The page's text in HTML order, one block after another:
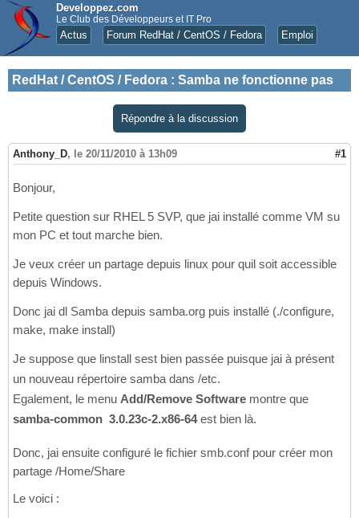
Developpez.com
Le Club des Développeurs et IT Pro
Actus Forum RedHat / CentOS / Fedora Emploi
RedHat / CentOS / Fedora : Samba ne fonctionne pas
Répondre à la discussion
Anthony_D, le 20/11/2010 à 13h09 #1
Bonjour,
Petite question sur RHEL 5 SVP, que jai installé comme VM su
mon PC et tout marche bien.
Je veux créer un partage depuis linux pour quil soit accessible
depuis Windows.
Donc jai dl Samba depuis samba.org puis installé (./configure,
make, make install)
Je suppose que linstall sest bien passée puisque jai à présent
un nouveau répertoire samba dans /etc.
Egalement, le menu Add/Remove Software montre que
samba-common  3.0.23c-2.x86-64est bien là.
Donc, jai ensuite configuré le fichier smb.conf pour créer mon
partage /Home/Share
Le voici :